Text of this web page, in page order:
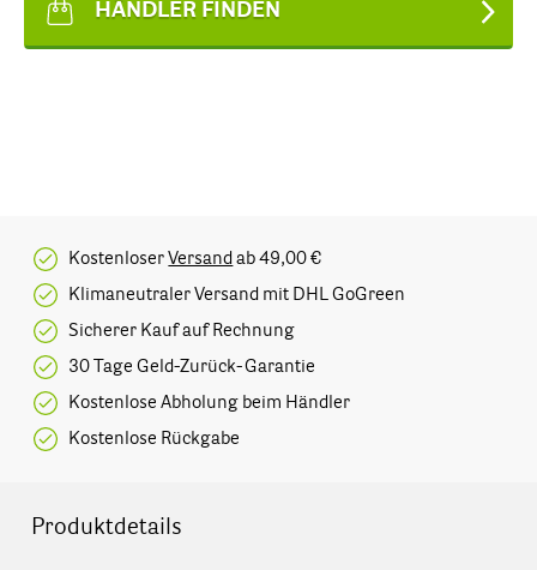
HÄNDLER FINDEN
KostenloserVersand ab 49,00 €
Klimaneutraler Versand mit DHL GoGreen
Sicherer Kauf auf Rechnung
30 Tage Geld-Zurück-Garantie
Kostenlose Abholung beim Händler
Kostenlose Rückgabe
Produktdetails